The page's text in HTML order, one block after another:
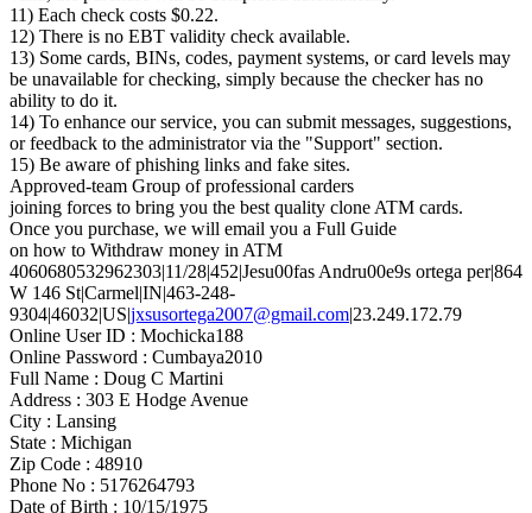
11) Each check costs $0.22.
12) There is no EBT validity check available.
13) Some cards, BINs, codes, payment systems, or card levels may
be unavailable for checking, simply because the checker has no
ability to do it.
14) To enhance our service, you can submit messages, suggestions,
or feedback to the administrator via the "Support" section.
15) Be aware of phishing links and fake sites.
Approved-team Group of professional carders
joining forces to bring you the best quality clone ATM cards.
Once you purchase, we will email you a Full Guide
on how to Withdraw money in ATM
4060680532962303|11/28|452|Jesu00fas Andru00e9s ortega per|864
W 146 St|Carmel|IN|463-248-
9304|46032|US|jxsusortega2007@gmail.com|23.249.172.79
Online User ID : Mochicka188
Online Password : Cumbaya2010
Full Name : Doug C Martini
Address : 303 E Hodge Avenue
City : Lansing
State : Michigan
Zip Code : 48910
Phone No : 5176264793
Date of Birth : 10/15/1975